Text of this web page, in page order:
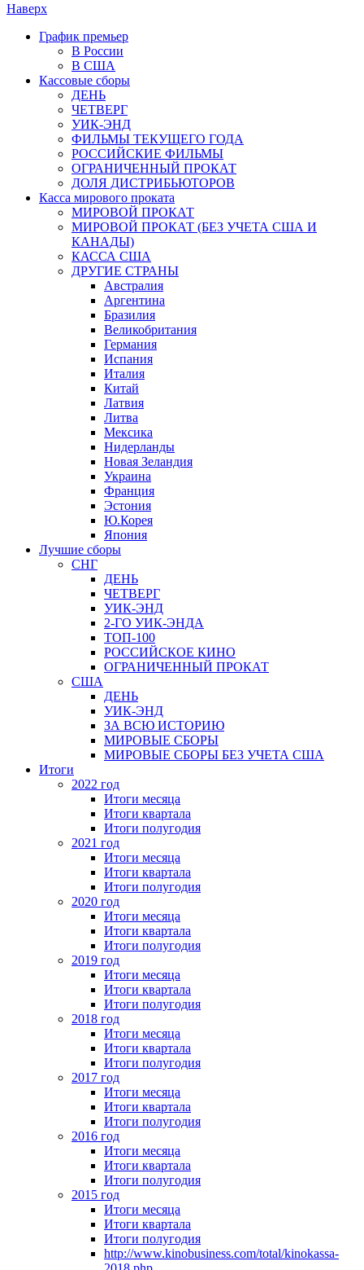
Наверх
График премьер
В России
В США
Кассовые сборы
ДЕНЬ
ЧЕТВЕРГ
УИК-ЭНД
ФИЛЬМЫ ТЕКУЩЕГО ГОДА
РОССИЙСКИЕ ФИЛЬМЫ
ОГРАНИЧЕННЫЙ ПРОКАТ
ДОЛЯ ДИСТРИБЬЮТОРОВ
Касса мирового проката
МИРОВОЙ ПРОКАТ
МИРОВОЙ ПРОКАТ (БЕЗ УЧЕТА США И
КАНАДЫ)
КАССА США
ДРУГИЕ СТРАНЫ
Австралия
Аргентина
Бразилия
Великобритания
Германия
Испания
Италия
Китай
Латвия
Литва
Мексика
Нидерланды
Новая Зеландия
Украина
Франция
Эстония
Ю.Корея
Япония
Лучшие сборы
СНГ
ДЕНЬ
ЧЕТВЕРГ
УИК-ЭНД
2-ГО УИК-ЭНДА
ТОП-100
РОССИЙСКОЕ КИНО
ОГРАНИЧЕННЫЙ ПРОКАТ
США
ДЕНЬ
УИК-ЭНД
ЗА ВСЮ ИСТОРИЮ
МИРОВЫЕ СБОРЫ
МИРОВЫЕ СБОРЫ БЕЗ УЧЕТА США
Итоги
2022 год
Итоги месяца
Итоги квартала
Итоги полугодия
2021 год
Итоги месяца
Итоги квартала
Итоги полугодия
2020 год
Итоги месяца
Итоги квартала
Итоги полугодия
2019 год
Итоги месяца
Итоги квартала
Итоги полугодия
2018 год
Итоги месяца
Итоги квартала
Итоги полугодия
2017 год
Итоги месяца
Итоги квартала
Итоги полугодия
2016 год
Итоги месяца
Итоги квартала
Итоги полугодия
2015 год
Итоги месяца
Итоги квартала
Итоги полугодия
http://www.kinobusiness.com/total/kinokassa-